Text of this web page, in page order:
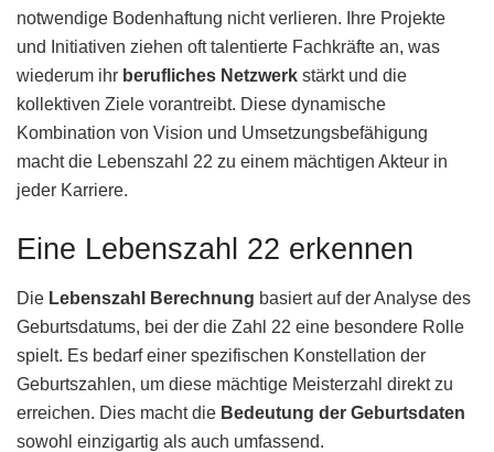
notwendige Bodenhaftung nicht verlieren. Ihre Projekte
und Initiativen ziehen oft talentierte Fachkräfte an, was
wiederum ihr berufliches Netzwerk stärkt und die
kollektiven Ziele vorantreibt. Diese dynamische
Kombination von Vision und Umsetzungsbefähigung
macht die Lebenszahl 22 zu einem mächtigen Akteur in
jeder Karriere.
Eine Lebenszahl 22 erkennen
Die Lebenszahl Berechnung basiert auf der Analyse des
Geburtsdatums, bei der die Zahl 22 eine besondere Rolle
spielt. Es bedarf einer spezifischen Konstellation der
Geburtszahlen, um diese mächtige Meisterzahl direkt zu
erreichen. Dies macht die Bedeutung der Geburtsdaten
sowohl einzigartig als auch umfassend.